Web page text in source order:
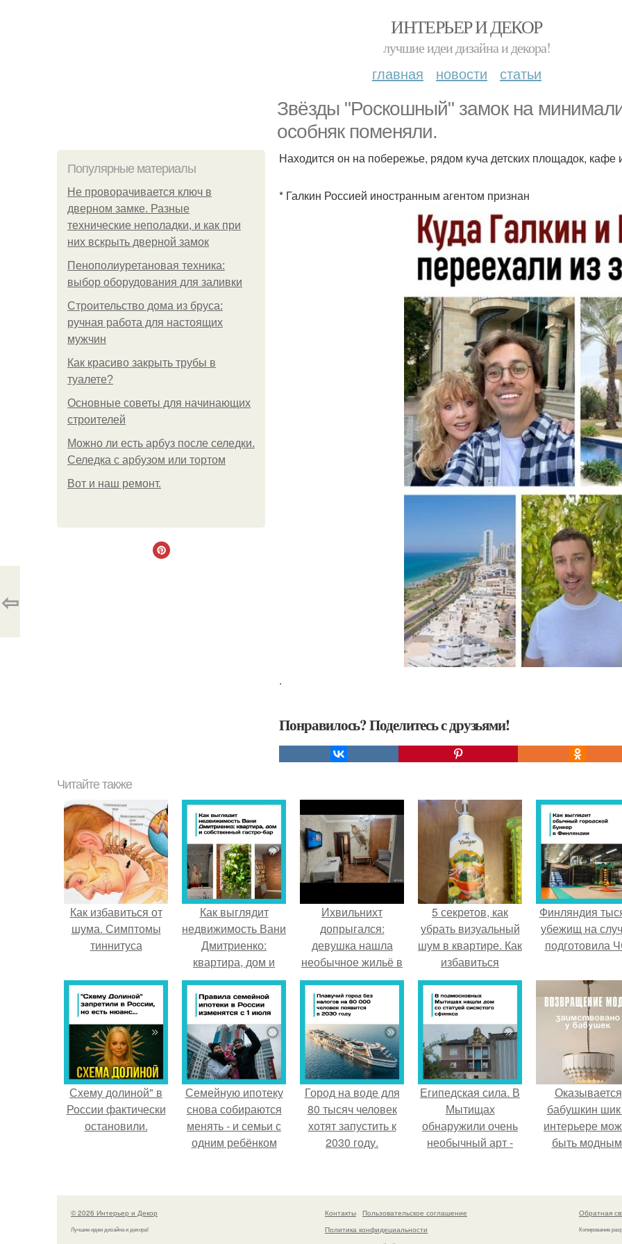
ИНТЕРЬЕР И ДЕКОР
лучшие идеи дизайна и декора!
главная новости статьи
Звёзды "Роскошный" замок на
особняк поменяли.
Популярные материалы
Не проворачивается ключ в
дверном замке. Разные
технические неполадки, и как при
них вскрыть дверной замок
Пенополиуретановая техника:
выбор оборудования для заливки
Строительство дома из бруса:
ручная работа для настоящих
мужчин
Как красиво закрыть трубы в
туалете?
Основные советы для начинающих
строителей
Можно ли есть арбуз после селедки.
Селедка с арбузом или тортом
Boт и наш ремoнт.
Находится он на побережье, рядом куча детских площадок,
* Галкин Россией иностранным агентом признан
.
Понравилось? Поделитесь с друзьями!
⇦
Читайте также
Как избавиться от
шума. Симптомы
тиннитуса
Как выглядит
недвижимость Вани
Дмитриенко:
квартира, дом и
собственный гастро
- бар.
Ихвильнихт
допрыгался:
девушка нашла
необычное жильё в
Пятигорске.
5 секретов, как
убрать визуальный
шум в квартире. Как
избавиться
от визуального
шума в квартире?
Финляндия
убежищ на
подготовила
Схему долиной" в
России фактически
остановили.
Семейную ипотеку
снова собираются
менять - и семьи с
одним ребёнком
Город на воде для
80 тысяч человек
хотят запустить к
2030 году.
Египедская сила. В
Мытищах
обнаружили очень
необычный арт -
Оказывается
бабушкин
интерьере
быть
© 2026 Интерьер и Декор
Лучшие идеи дизайна и декора!
Контакты
Пользовательское соглашение
Политика конфидециальности
Обратная
Копирование